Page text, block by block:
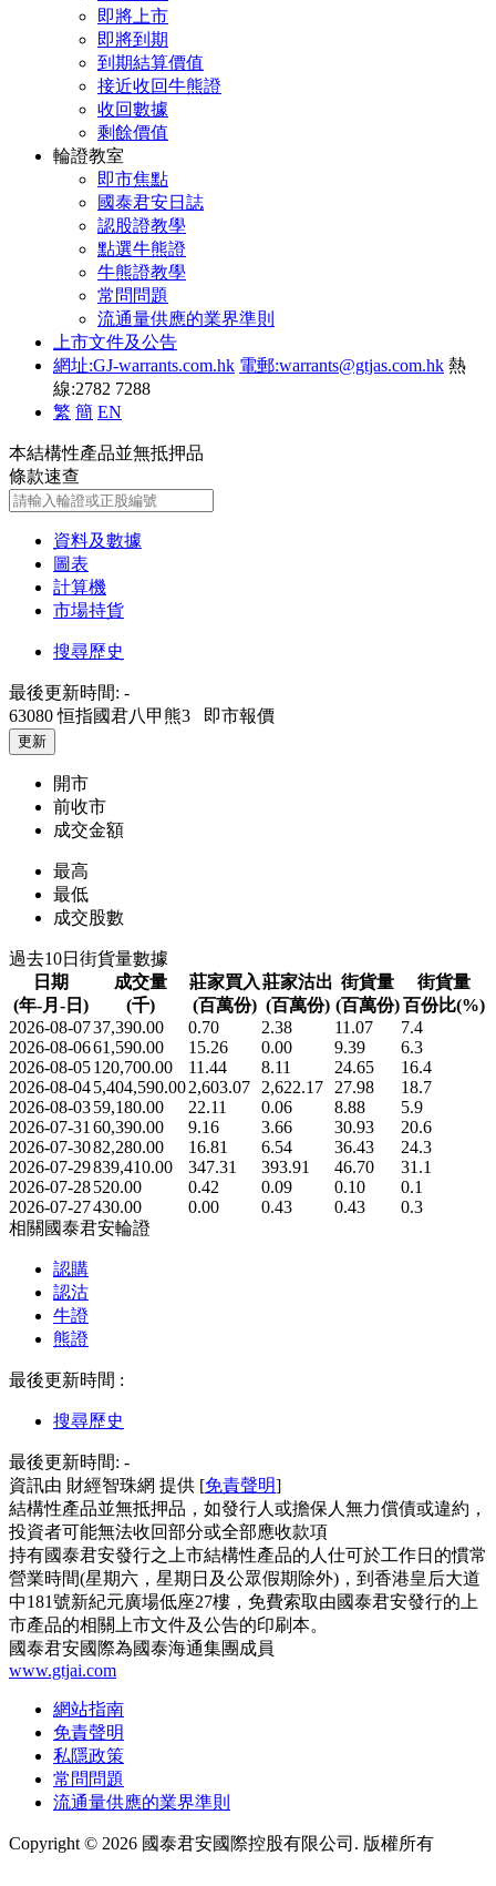
即將上市
即將到期
到期結算價值
接近收回牛熊證
收回數據
剩餘價值
輪證教室
即市焦點
國泰君安日誌
認股證教學
點選牛熊證
牛熊證教學
常問問題
流通量供應的業界準則
上市文件及公告
網址:GJ-warrants.com.hk 電郵:warrants@gtjas.com.hk 熱
線:2782 7288
繁 簡 EN
本結構性產品並無抵押品
條款速查
資料及數據
圖表
計算機
市場持貨
搜尋歷史
最後更新時間: -
63080 恒指國君八甲熊3
即市報價
更新
開市
前收市
成交金額
最高
最低
成交股數
過去10日街貨量數據
日期
(年-月-日)
成交量
(千)
莊家買入
(百萬份)
莊家沽出
(百萬份)
街貨量
(百萬份)
街貨量
百份比(%)
2026-08-0737,390.00 0.70 2.38 11.07
7.4
2026-08-0661,590.00 15.26 0.00 9.39
6.3
2026-08-05120,700.00 11.44 8.11 24.65
16.4
2026-08-045,404,590.002,603.07 2,622.17 27.98
18.7
2026-08-0359,180.00 22.11 0.06 8.88
5.9
2026-07-31 60,390.00 9.16 3.66 30.93
20.6
2026-07-3082,280.00 16.81 6.54 36.43
24.3
2026-07-29839,410.00 347.31 393.91 46.70
31.1
2026-07-28520.00 0.42 0.09 0.10
0.1
2026-07-27430.00 0.00 0.43 0.43
0.3
相關國泰君安輪證
認購
認沽
牛證
熊證
最後更新時間 :
搜尋歷史
最後更新時間: -
資訊由 財經智珠網 提供 [免責聲明]
結構性產品並無抵押品，如發行人或擔保人無力償債或違約，
投資者可能無法收回部分或全部應收款項
持有國泰君安發行之上市結構性產品的人仕可於工作日的慣常
營業時間(星期六，星期日及公眾假期除外)，到香港皇后大道
中181號新紀元廣場低座27樓，免費索取由國泰君安發行的上
市產品的相關上市文件及公告的印刷本。
國泰君安國際為國泰海通集團成員
www.gtjai.com
網站指南
免責聲明
私隱政策
常問問題
流通量供應的業界準則
Copyright © 2026 國泰君安國際控股有限公司. 版權所有